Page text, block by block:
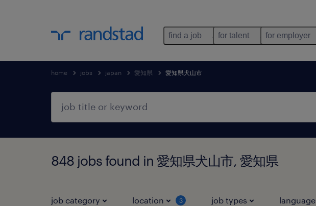
find a job for talent for employer
home jobs japan 愛知県 愛知県犬山市
848 jobs found in 愛知県犬山市, 愛知県
job category location 3 job types language